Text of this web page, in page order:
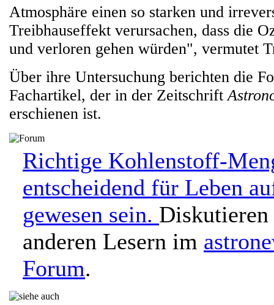
Atmosphäre einen so starken und
Treibhauseffekt verursachen, dass die
und verloren gehen würden", vermutet
Über ihre Untersuchung berichten die
Fachartikel, der in der Zeitschrift
erschienen ist.
Richtige Kohlenstoff-
entscheidend für Leben
gewesen sein.
anderen Lesern im
Forum.